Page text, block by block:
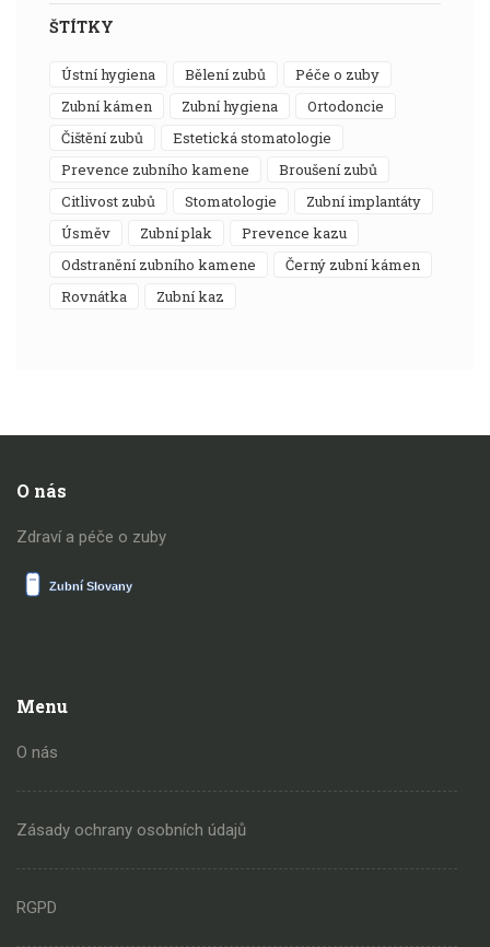
ŠTÍTKY
ústní hygiena bělení zubů
péče o zuby
zubní kámen
zubní hygiena
ortodoncie
čištění zubů
estetická stomatologie
prevence zubního kamene
broušení zubů
citlivost zubů
stomatologie
zubní implantáty
úsměv
zubní plak
prevence kazu
odstranění zubního kamene
černý zubní kámen
rovnátka
zubní kaz
O nás
Zdraví a péče o zuby
Menu
O nás
Zásady ochrany osobních údajů
RGPD